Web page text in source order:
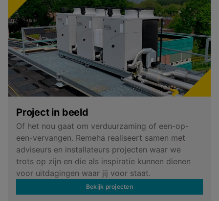
Project in beeld
Of het nou gaat om verduurzaming of een-op-
een-vervangen. Remeha realiseert samen met
adviseurs en installateurs projecten waar we
trots op zijn en die als inspiratie kunnen dienen
voor uitdagingen waar jij voor staat.
Bekijk projecten